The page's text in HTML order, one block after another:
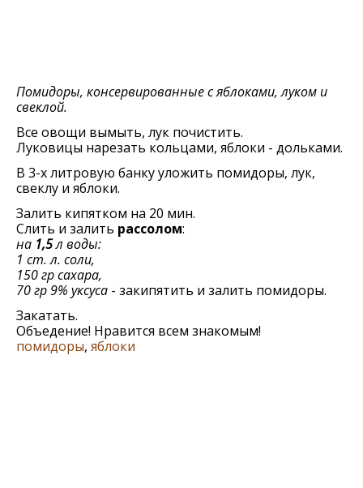
Помидоры, консервированные с яблоками, луком и
свеклой.
Все овощи вымыть, лук почистить.
Луковицы нарезать кольцами, яблоки - дольками.
В 3-х литровую банку уложить помидоры, лук,
свеклу и яблоки.
Залить кипятком на 20 мин.
Слить и залить рассолом:
на 1,5л воды:
1 ст. л. соли,
150 гр сахара,
70 гр 9% уксуса - закипятить и залить помидоры.
Закатать.
Объедение! Нравится всем знакомым!
помидоры, яблоки